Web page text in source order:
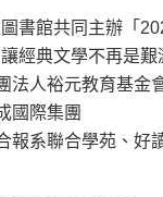
書館共同主辦「
經典文學不再是艱
法人裕元教育基金
國際集團
報系聯合學苑、好